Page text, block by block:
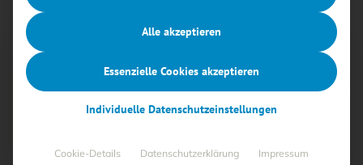
Alle akzeptieren
Essenzielle Cookies akzeptieren
Individuelle Datenschutzeinstellungen
Cookie-Details Datenschutzerklärung Impressum